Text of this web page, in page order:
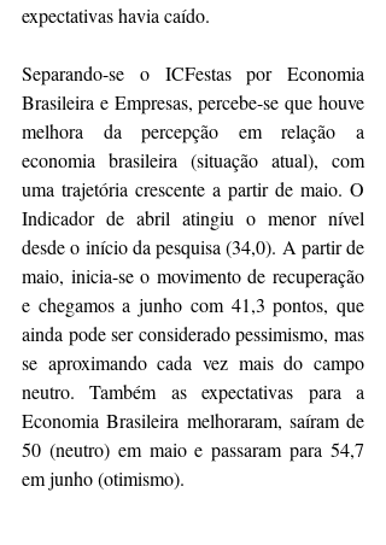
expectativas havia caído.
Separando-se o ICFestas por Economia
Brasileira e Empresas, percebe-se que houve
melhora da percepção em relação a
economia brasileira (situação atual), com
uma trajetória crescente a partir de maio. O
Indicador de abril atingiu o menor nível
desde o início da pesquisa (34,0). A partir de
maio, inicia-se o movimento de recuperação
e chegamos a junho com 41,3 pontos, que
ainda pode ser considerado pessimismo, mas
se aproximando cada vez mais do campo
neutro. Também as expectativas para a
Economia Brasileira melhoraram, saíram de
50 (neutro) em maio e passaram para 54,7
em junho (otimismo).